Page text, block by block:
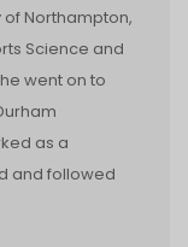
of Northampton,
Science and
went on to
as a
and followed